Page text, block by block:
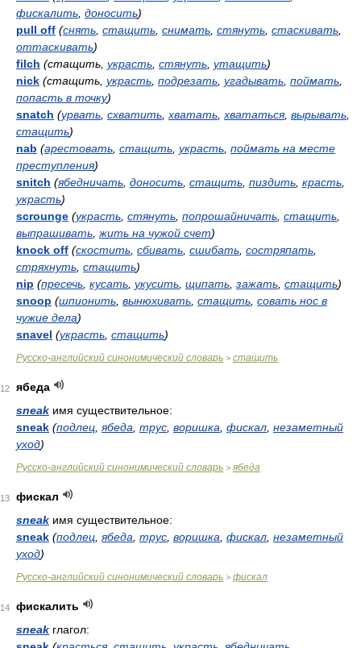
фискалить доносить)
pull off (снять стащить снимать стянуть стаскивать
оттаскивать)
filch (стащить, украсть стянуть утащить)
nick (стащить, украсть подрезать угадывать поймать
попасть в точку)
snatch (урвать схватить хватать хвататься, вырывать
стащить)
nab (арестовать стащить украсть поймать на месте
преступления)
snitch (ябедничать доносить стащить пиздить красть
украсть)
scrounge (украсть стянуть попрошайничать стащить
выпрашивать жить на чужой счет)
knock off (скостить сбивать сшибать состряпать
стряхнуть стащить)
nip (пресечь кусать укусить щипать зажать стащить)
snoop (шпионить вынюхивать стащить совать нос в
чужие дела)
snavel (украсть стащить)
Русско-английский синонимический словарь > стащить
12
ябеда
sneak имя существительное:
sneak (подлец ябеда трус воришка фискал незаметный
уход)
Русско-английский синонимический словарь > ябеда
13
фискал
sneak имя существительное:
sneak (подлец ябеда трус воришка фискал незаметный
уход)
Русско-английский синонимический словарь > фискал
14
фискалить
sneak глагол: